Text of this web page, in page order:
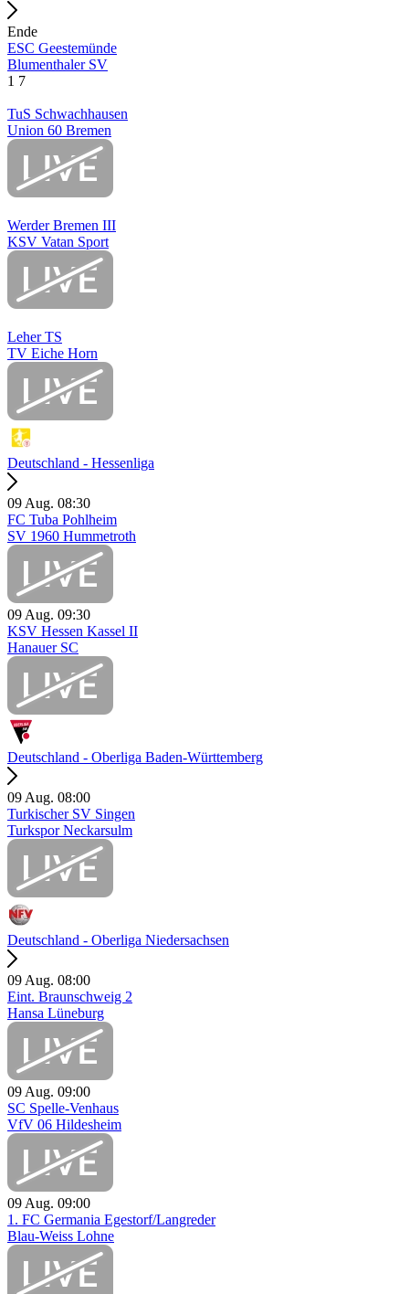
Ende
ESC Geestemünde
Blumenthaler SV
1 7
TuS Schwachhausen
Union 60 Bremen
Werder Bremen III
KSV Vatan Sport
Leher TS
TV Eiche Horn
Deutschland - Hessenliga
09 Aug. 08:30
FC Tuba Pohlheim
SV 1960 Hummetroth
09 Aug. 09:30
KSV Hessen Kassel II
Hanauer SC
Deutschland - Oberliga Baden-Württemberg
09 Aug. 08:00
Turkischer SV Singen
Turkspor Neckarsulm
Deutschland - Oberliga Niedersachsen
09 Aug. 08:00
Eint. Braunschweig 2
Hansa Lüneburg
09 Aug. 09:00
SC Spelle-Venhaus
VfV 06 Hildesheim
09 Aug. 09:00
1. FC Germania Egestorf/Langreder
Blau-Weiss Lohne